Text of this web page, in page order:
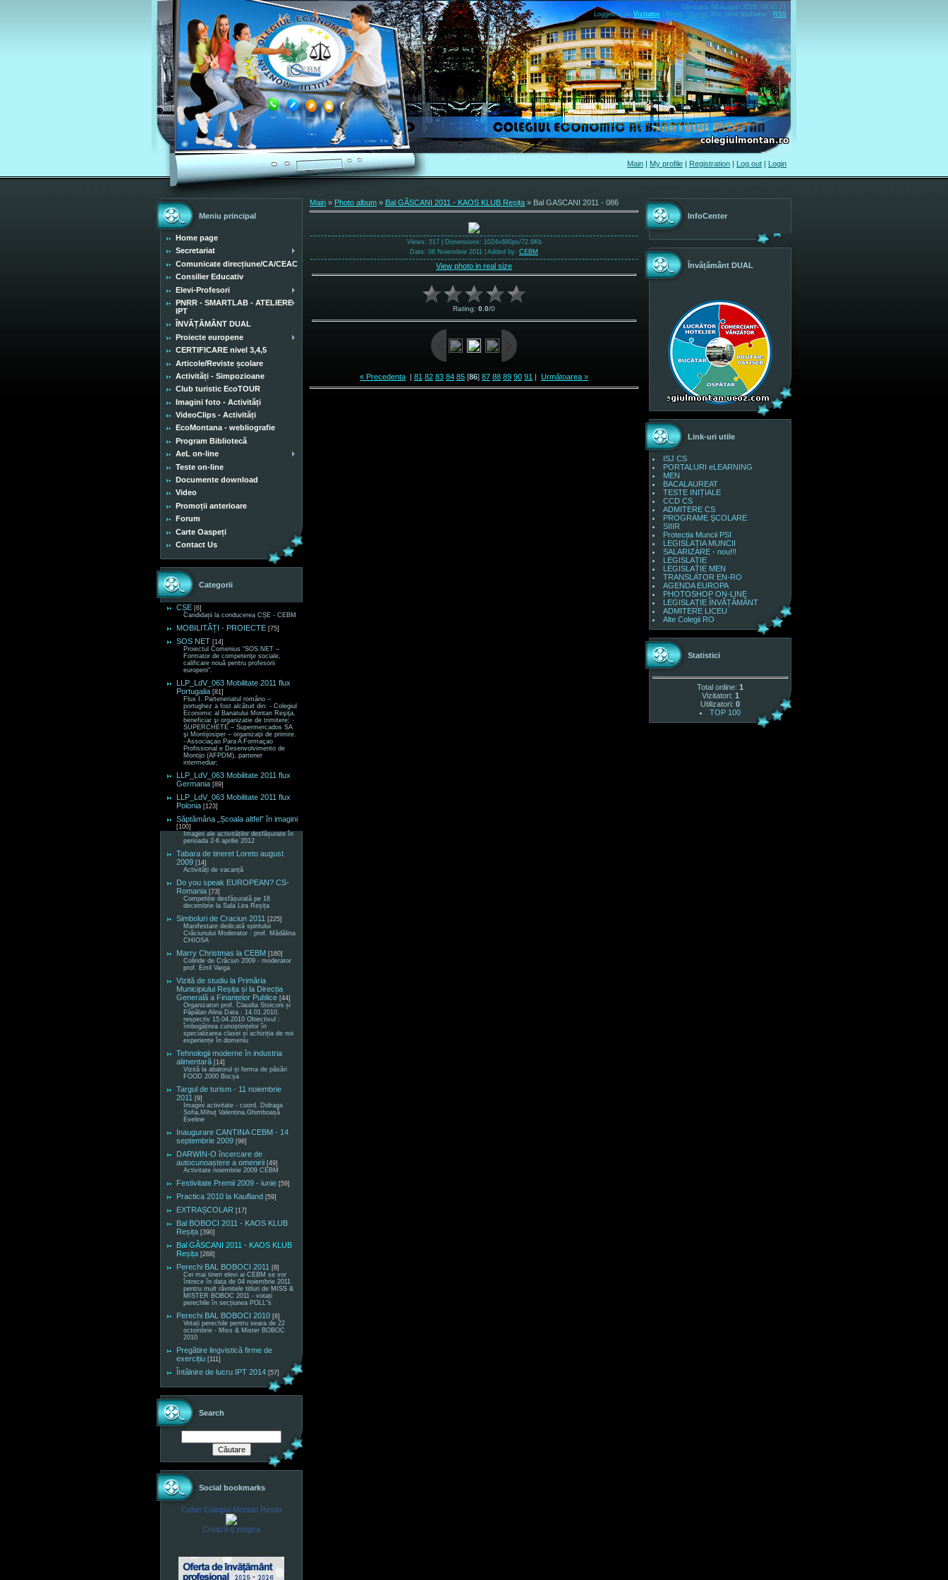
Sâmbătă, 08 August 2026, 09.42.21
Logged in as Vizitator Group "Guests" Bun venit Vizitator RSS
Main | My profile | Registration | Log out | Login
Meniu principal
Home page
Secretariat
Comunicate direcțiune/CA/CEAC
Consilier Educativ
Elevi-Profesori
PNRR - SMARTLAB - ATELIERE
IPT
ÎNVĂȚĂMÂNT DUAL
Proiecte europene
CERTIFICARE nivel 3,4,5
Articole/Reviste școlare
Activități - Simpozioane
Club turistic EcoTOUR
Imagini foto - Activități
VideoClips - Activități
EcoMontana - webliografie
Program Bibliotecă
AeL on-line
Teste on-line
Documente download
Video
Promoții anterioare
Forum
Carte Oaspeți
Contact Us
Categorii
CȘE [6]
Candidații la conducerea CȘE - CEBM
MOBILITĂȚI - PROIECTE [75]
SOS NET [14]
Proiectul Comenius “SOS.NET –
Formator de competenţe sociale,
calificare nouă pentru profesorii
europeni“.
LLP_LdV_063 Mobilitate 2011 flux
Portugalia [81]
Flux I. Parteneriatul româno –
portughez a fost alcătuit din: - Colegiul
Economic al Banatului Montan Reşiţa,
beneficiar şi organizatie de trimitere; -
SUPERCHETE – Supermercados SA
şi Montijosiper – organizaţii de primire.
- Associaçao Para A Formaçao
Profissional e Desenvolvimento de
Montijo (AFPDM), partener
intermediar;
LLP_LdV_063 Mobilitate 2011 flux
Germania [89]
LLP_LdV_063 Mobilitate 2011 flux
Polonia [123]
Săptămâna „Școala altfel” în imagini
[100]
Imagini ale activităților desfășurate în
perioada 2-6 aprilie 2012
Tabara de tineret Loreto august
2009 [14]
Activități de vacanță
Do you speak EUROPEAN? CS-
Romania [73]
Competiție desfășurată pe 16
decembrie la Sala Lira Reșița
Simboluri de Craciun 2011 [225]
Manifestare dedicată spiritului
Crăciunului Moderator : prof. Mădălina
CHIOSA
Marry Christmas la CEBM [160]
Colinde de Crăciun 2009 - moderator
prof. Emil Varga
Vizită de studiu la Primăria
Municipiului Reșița și la Direcția
Generală a Finanțelor Publice [44]
Organizatori prof. Claudia Stoiconi și
Păpălan Alina Data : 14.01.2010,
respectiv 15.04.2010 Obiectivul :
îmbogățirea cunoștiințelor în
specializarea clasei și achiziția de noi
experiențe în domeniu
Tehnologii moderne în industria
alimentară [14]
Vizită la abatorul și ferma de păsări
FOOD 2000 Bocșa
Targul de turism - 11 noiembrie
2011 [9]
Imagini activitate - coord. Didraga
Sofia,Mihuț Valentina,Ghimboașă
Eveline
Inaugurare CANTINA CEBM - 14
septembrie 2009 [96]
DARWIN-O încercare de
autocunoaștere a omenirii [49]
Activitate noiembrie 2009 CEBM
Festivitate Premii 2009 - iunie [59]
Practica 2010 la Kaufland [59]
EXTRAȘCOLAR [17]
Bal BOBOCI 2011 - KAOS KLUB
Reșița [390]
Bal GÂSCANI 2011 - KAOS KLUB
Reșița [268]
Perechi BAL BOBOCI 2011 [8]
Cei mai tineri elevi ai CEBM se vor
întrece în data de 04 noiembrie 2011
pentru mult râvnitele titluri de MISS &
MISTER BOBOC 2011 - votați
perechile în secțiunea POLL"s
Perechi BAL BOBOCI 2010 [6]
Votați perechile pentru seara de 22
octombrie - Miss & Mister BOBOC
2010
Pregătire lingvistică firme de
exercițiu [111]
Întâlnire de lucru IPT 2014 [57]
Search
Social bookmarks
Cebm Colegiul Montan Resita
Crează-ţi insigna
Main » Photo album » Bal GÂSCANI 2011 - KAOS KLUB Reșița » Bal GASCANI 2011 - 086
Views: 517 | Dimensions: 1024x680px/72.6Kb
Date: 06 Noiembrie 2011 | Added by: CEBM
View photo in real size
Rating: 0.0/0
« Precedenta | 81 82 83 84 85 [86] 87 88 89 90 91 | Următoarea »
InfoCenter
Învățământ DUAL
Link-uri utile
ISJ CS
PORTALURI eLEARNING
MEN
BACALAUREAT
TESTE INIȚIALE
CCD CS
ADMITERE CS
PROGRAME ŞCOLARE
SIIIR
Protecția Muncii PSI
LEGISLAȚIA MUNCII
SALARIZARE - nou!!!
LEGISLAȚIE
LEGISLAȚIE MEN
TRANSLATOR EN-RO
AGENDA EUROPA
PHOTOSHOP ON-LINE
LEGISLAȚIE ÎNVĂȚĂMÂNT
ADMITERE LICEU
Alte Colegii RO
Statistici
Total online: 1
Vizitatori: 1
Utilizatori: 0
TOP 100